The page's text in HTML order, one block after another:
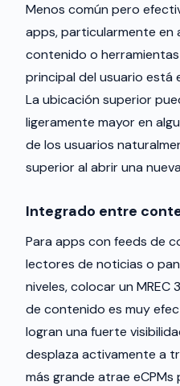
Menos común pero
apps, particularmente en
contenido o
principal del usuario está
La ubicación superior
ligeramente mayor en
de los usuarios
superior al abrir una
Integrado entre
Para apps con feeds de
lectores de noticias o
niveles, colocar un
de contenido es muy
logran una fuerte
desplaza activamente a
más grande atrae eCPMs